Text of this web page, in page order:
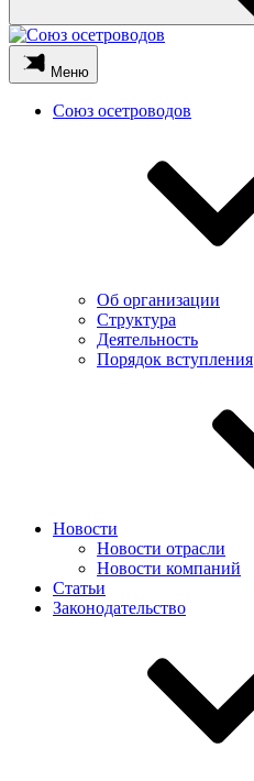
Меню
Союз осетроводов
Об организации
Структура
Деятельность
Порядок вступления
Новости
Новости отрасли
Новости компаний
Статьи
Законодательство